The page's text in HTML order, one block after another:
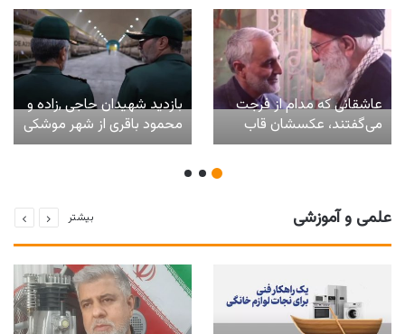
عاشقانی که مدام از فرجت
می‌گفتند، عکسشان قاب
شد و از تو نیامد خبری …
بازدید شهیدان حاجی ,زاده و
محمود باقری از شهر موشکی
زیر زمینی
علمی و آموزشی بیشتر